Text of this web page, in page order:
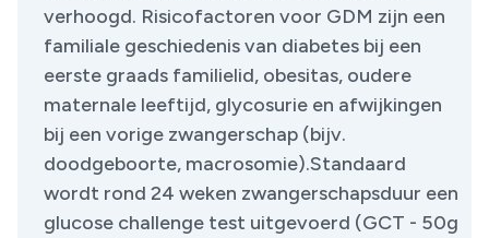
verhoogd. Risicofactoren voor GDM zijn een
familiale geschiedenis van diabetes bij een
eerste graads familielid, obesitas, oudere
maternale leeftijd, glycosurie en afwijkingen
bij een vorige zwangerschap (bijv.
doodgeboorte, macrosomie).Standaard
wordt rond 24 weken zwangerschapsduur een
glucose challenge test uitgevoerd (GCT - 50g